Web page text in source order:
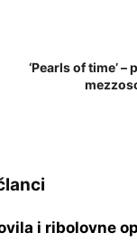
‘Pearls of time’
i ribolovne